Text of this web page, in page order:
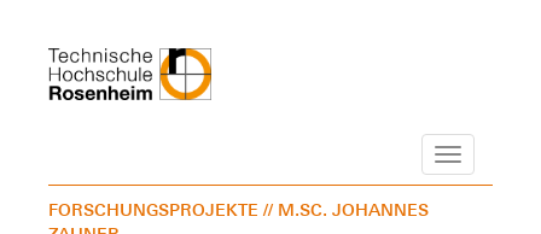
Navigation
FORSCHUNGSPROJEKTE // M.SC. JOHANNES